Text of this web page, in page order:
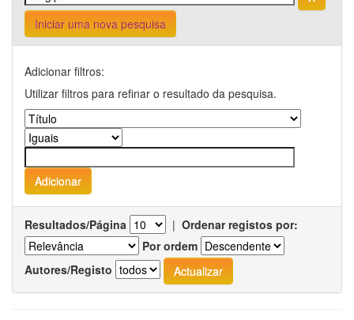
Iniciar uma nova pesquisa
Adicionar filtros:
Utilizar filtros para refinar o resultado da pesquisa.
Resultados/Página | Ordenar registos por:
Por ordem
Autores/Registo